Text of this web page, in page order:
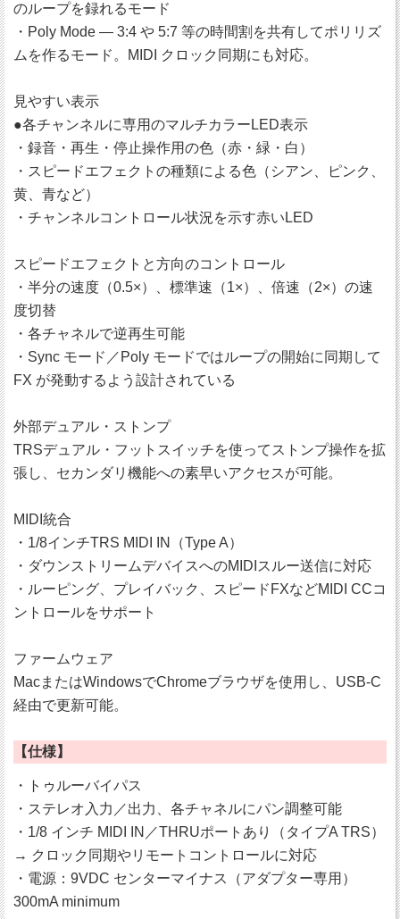
のループを録れるモード
・Poly Mode ― 3:4 や 5:7 等の時間割を共有してポリリズ
ムを作るモード。MIDI クロック同期にも対応。
見やすい表示
●各チャンネルに専用のマルチカラーLED表示
・録音・再生・停止操作用の色（赤・緑・白）
・スピードエフェクトの種類による色（シアン、ピンク、
黄、青など）
・チャンネルコントロール状況を示す赤いLED
スピードエフェクトと方向のコントロール
・半分の速度（0.5×）、標準速（1×）、倍速（2×）の速
度切替
・各チャネルで逆再生可能
・Sync モード／Poly モードではループの開始に同期して
FX が発動するよう設計されている
外部デュアル・ストンプ
TRSデュアル・フットスイッチを使ってストンプ操作を拡
張し、セカンダリ機能への素早いアクセスが可能。
MIDI統合
・1/8インチTRS MIDI IN（Type A）
・ダウンストリームデバイスへのMIDIスルー送信に対応
・ルーピング、プレイバック、スピードFXなどMIDI CCコ
ントロールをサポート
ファームウェア
MacまたはWindowsでChromeブラウザを使用し、USB-C
経由で更新可能。
【仕様】
・トゥルーバイパス
・ステレオ入力／出力、各チャネルにパン調整可能
・1/8 インチ MIDI IN／THRUポートあり（タイプA TRS）
→ クロック同期やリモートコントロールに対応
・電源：9VDC センターマイナス（アダプター専用）
300mA minimum